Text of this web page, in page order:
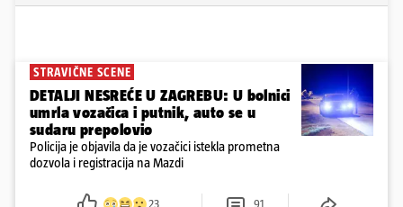
STRAVIČNE SCENE
DETALJI NESREĆE U ZAGREBU: U bolnici
umrla vozačica i putnik, auto se u
sudaru prepolovio
Policija je objavila da je vozačici istekla prometna
dozvola i registracija na Mazdi
23 91